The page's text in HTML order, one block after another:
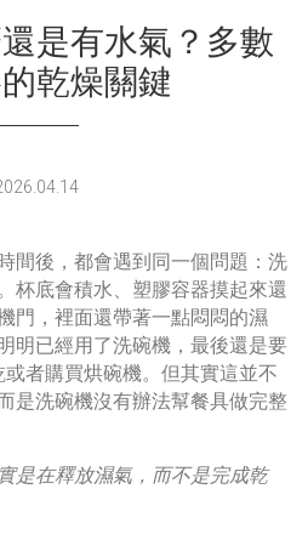
是有水氣？多數
乾燥關鍵
間後，都會遇到同一個問題：洗
杯底會積水、塑膠容器摸起來還
門，裡面還帶著一點悶悶的濕
明已經用了洗碗機，最後還是要
者購買烘碗機。但其實這並不
是洗碗機沒有辦法幫餐具做完整
是在釋放濕氣，而不是完成乾